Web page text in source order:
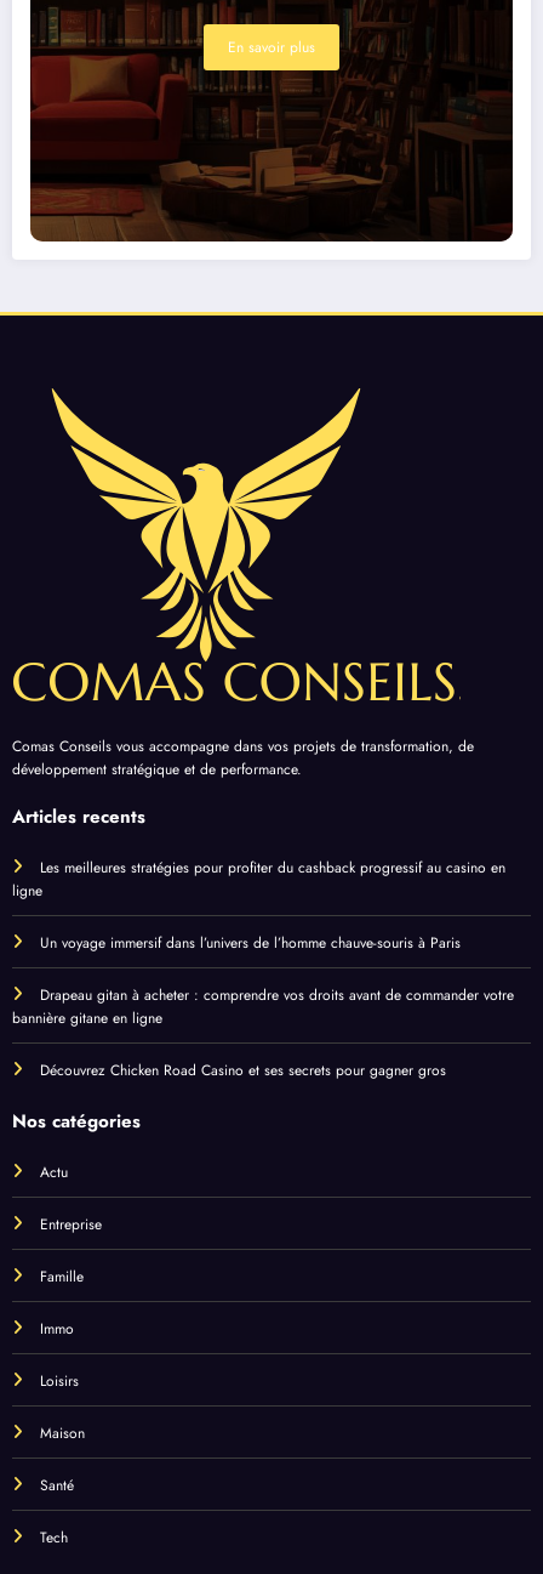
En savoir plus
Comas Conseils vous accompagne dans vos projets de transformation, de
développement stratégique et de performance.
Articles recents
Les meilleures stratégies pour profiter du cashback progressif au casino en
ligne
Un voyage immersif dans l’univers de l’homme chauve-souris à Paris
Drapeau gitan à acheter : comprendre vos droits avant de commander votre
bannière gitane en ligne
Découvrez Chicken Road Casino et ses secrets pour gagner gros
Nos catégories
Actu
Entreprise
Famille
Immo
Loisirs
Maison
Santé
Tech